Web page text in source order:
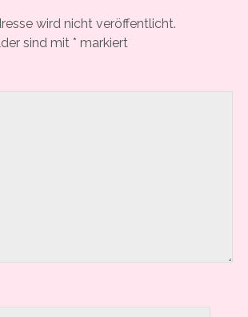
wird nicht veröffentlicht.
sind mit * markiert